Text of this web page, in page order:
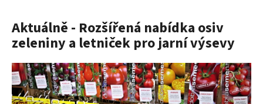
Aktuálně - Rozšířená nabídka osiv
zeleniny a letniček pro jarní výsevy